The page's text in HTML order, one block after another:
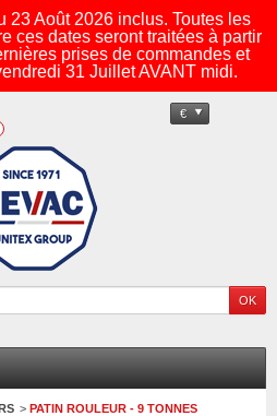
23 Août 2026 inclus. Toutes les
ces dates seront traitées à partir
prises de commandes et
31 Juillet AVANT midi.
€
> PATIN ROULEUR - 9 TONNES